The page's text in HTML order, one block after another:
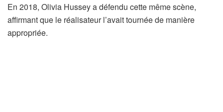
En 2018, Olivia Hussey a défendu cette même scène,
affirmant que le réalisateur l’avait tournée de manière
appropriée.